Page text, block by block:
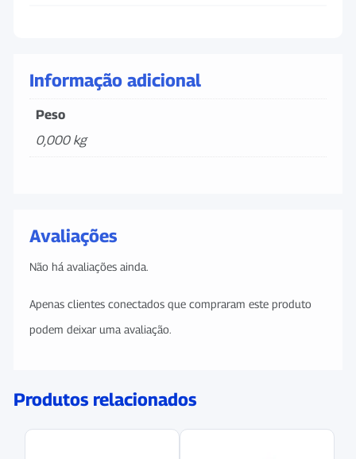
Informação adicional
Peso
0,000 kg
Avaliações
Não há avaliações ainda.
Apenas clientes conectados que compraram este produto
podem deixar uma avaliação.
Produtos relacionados